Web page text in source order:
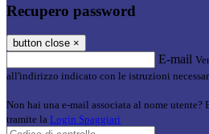
Recupero password
button close ×
E-mail
all'indirizzo indicato con le istruzioni
Non hai una e-mail associata al nome utente?
tramite la Login Spaggiari